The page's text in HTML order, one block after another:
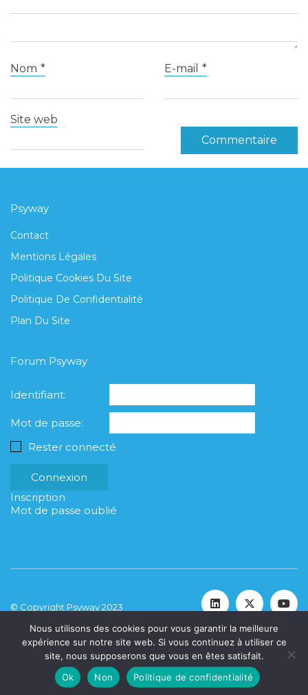
Nom * E-mail *
Site web
Psyway
Contact
Mentions Légales
Politique Cookies Du Site
Politique De Confidentialité
Plan Du Site
Forum Psyway
Identifiant:
Mot de passe:
Rester connecté
Connexion
Inscription
Mot de passe oublié
© Copyright Psyway 2023
Nous utilisons des cookies pour vous garantir la meilleure
expérience sur notre site web. Si vous continuez à utiliser ce
site, nous supposerons que vous en êtes satisfait.
Ok
Non Politique de confidentialité